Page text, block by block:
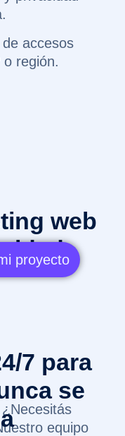
accesos
región.
web
proyecto
7 para
se
equipo